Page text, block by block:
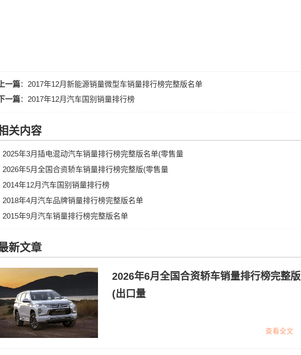
上一篇： 2017年12月新能源销量微型车销量排行榜完整版名单
一篇： 2017年12月汽车国别销量排行榜
关内容
2025年3月插电混动汽车销量排行榜完整版名单(零售量
2026年5月全国合资轿车销量排行榜完整版(零售量
2014年12月汽车国别销量排行榜
2018年4月汽车品牌销量排行榜完整版名单
2015年9月汽车销量排行榜完整版名单
新文章
2026年6月全国合资轿车销量排行榜完整版
(出口量
查看全文